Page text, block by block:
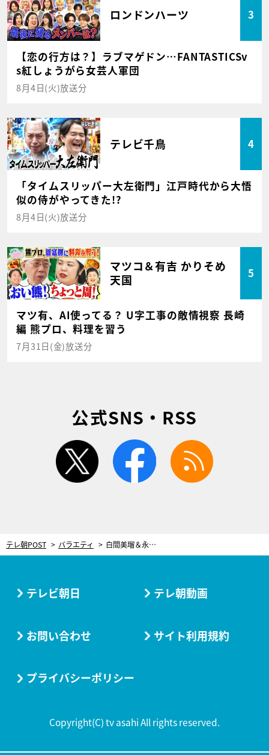
ロンドンハーツ 3
【恋の行方は？】ラブマゲドン…FANTASTICSv
s紅しょうがら女芸人軍団
8月4日(火)放送分
テレビ千鳥 4
「タイムスリッパー大左衛門」江戸時代から大悟
似の侍がやってきた!?
8月4日(火)放送分
マツコ＆有吉 かりそめ
天国
5
マツ有、AI使ってる？ U字工事の敵情視察 長崎
編 熊プロ、料理を習う
7月31日(金)放送分
公式SNS・RSS
twitter facebook
テレ朝POST バラエティ 白間美瑠＆永田崇人、深夜の公園で“ゼロ距離密着”！愛の告白から見つめ合い…「キスする距離」
テレビ朝日 テレ朝動画
お問い合わせ サイト利用規約
プライバシーポリシー
Copyright(C) tv asahi All rights reserved.